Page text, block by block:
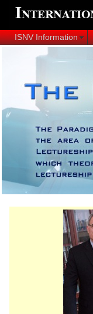
ISNV Information